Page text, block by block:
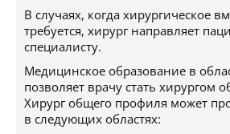
В случаях, когда хирургическое
требуется, хирург направляет
специалисту.
Медицинское образование в
позволяет врачу стать хирургом
Хирург общего профиля может
в следующих областях: